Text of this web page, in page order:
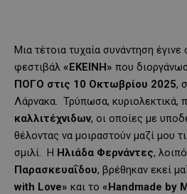
Μια τέτοια τυχαία συνάντηση
φεστιβάλ «ΕΚΕΙΝΗ» που
ΠΟΓΟ στις 10 Οκτωβρίου 2025,
Λάρνακα. Τρύπωσα, κυριολεκτικά,
καλλιτέχνιδων, οι οποίες με
θέλοντας να μοιραστούν μαζί μου
σμιλί. Η Ηλιάδα Φερνάντες,
Παρασκευαΐδου, βρέθηκαν εκεί
with Love» και το «Handmade by